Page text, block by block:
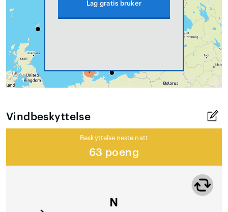
Lag gratis bruker
Vindbeskyttelse
Beskyttelse neste natt
63 poeng
N